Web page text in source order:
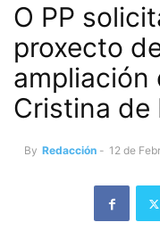
O PP
proxecto
ampliación
Cristina de
By Redacción - 12 de